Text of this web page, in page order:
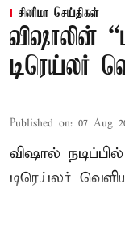
சினிமா செய்திகள்
விஷாலின்
டிரெய்லர்
Published on: 07 Aug
விஷால்
டிரெய்லர்